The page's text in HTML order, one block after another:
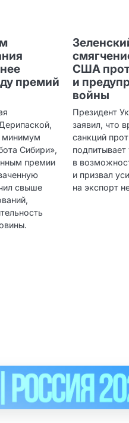
премий
минимум
Сибири»,
премии
свыше
США
и
войны
Президент
заявил, что
санкций
в
и призвал
на экспорт